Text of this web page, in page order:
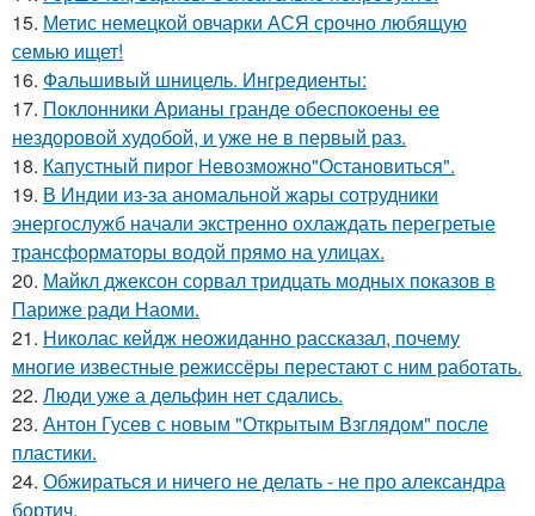
15. Метис немецкой овчарки АСЯ срочно любящую
семью ищет!
16. Фальшивый шницель. Ингредиенты:
17. Поклонники Арианы гранде обеспокоены ее
нездоровой худобой, и уже не в первый раз.
18. Капустный пирог Невозможно"Остановиться".
19. В Индии из-за аномальной жары сотрудники
энергослужб начали экстренно охлаждать перегретые
трансформаторы водой прямо на улицах.
20. Майкл джексон сорвал тридцать модных показов в
Париже ради Наоми.
21. Николас кейдж неожиданно рассказал, почему
многие известные режиссёры перестают с ним работать.
22. Люди уже а дельфин нет сдались.
23. Антон Гусев с новым "Открытым Взглядом" после
пластики.
24. Обжираться и ничего не делать - не про александра
бортич.